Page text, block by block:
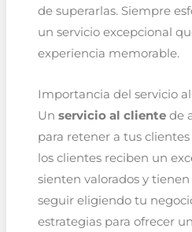
de superarlas. Siempre
un servicio excepcional
experiencia memorable.
Importancia del servicio
Un servicio al clientede
para retener a tus
los clientes reciben un
sienten valorados y
seguir eligiendo tu
estrategias para ofrecer un